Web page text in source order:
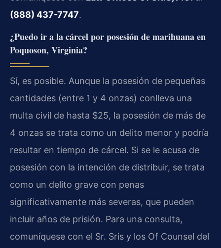
(888) 437-7747.
¿Puedo ir a la cárcel por posesión de marihuana en
Poquoson, Virginia?
Sí, es posible. Aunque la posesión de pequeñas
cantidades (entre 1 y 4 onzas) conlleva una
multa civil de hasta $25, la posesión de más de
4 onzas se trata como un delito menor y podría
resultar en tiempo de cárcel. Si se le acusa de
posesión con la intención de distribuir, se trata
como un delito grave con penas
significativamente más severas, que pueden
incluir años de prisión. Para una consulta,
comuníquese con el Sr. Sris y los Of Counsel del